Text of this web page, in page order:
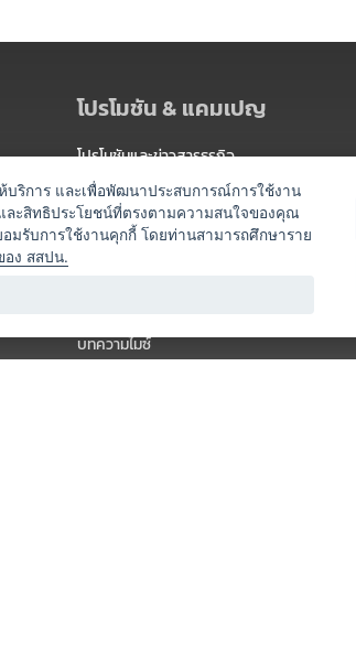
โปรโมชัน & แคมเปญ
โปรโมชันและข่าวสารธุรกิจ
แพ็กเกจ
แคมเปญ
บทความไมซ์
บริการ และเพื่อพัฒนาประสบการณ์การใช้งาน
ละสิทธิประโยชน์ที่ตรงตามความสนใจของคุณ
รับการใช้งานคุกกี้ โดยท่านสามารถศึกษาราย
อง สสปน.